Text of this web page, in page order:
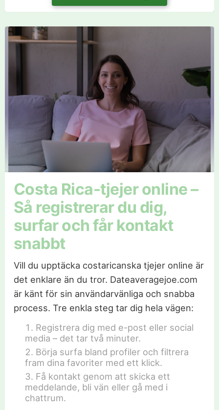
Costa Rica-tjejer online –
Så registrerar du dig,
surfar och får kontakt
snabbt
Vill du upptäcka costaricanska tjejer online är
det enklare än du tror. Dateaveragejoe.com
är känt för sin användarvänliga och snabba
process. Tre enkla steg tar dig hela vägen:
Registrera dig med e-post eller social
media – det tar två minuter.
Börja surfa bland profiler och filtrera
fram dina favoriter med ett klick.
Få kontakt genom att skicka ett
meddelande, bli vän eller gå med i
chattrum.